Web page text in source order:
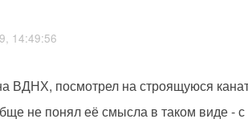
14:49:56
ВДНХ, посмотрел на строящуюся
не понял её смысла в таком виде - с